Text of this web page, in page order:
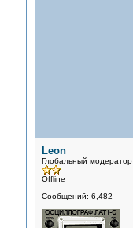
Leon
Глобальный модератор
Offline
Сообщений: 6,482